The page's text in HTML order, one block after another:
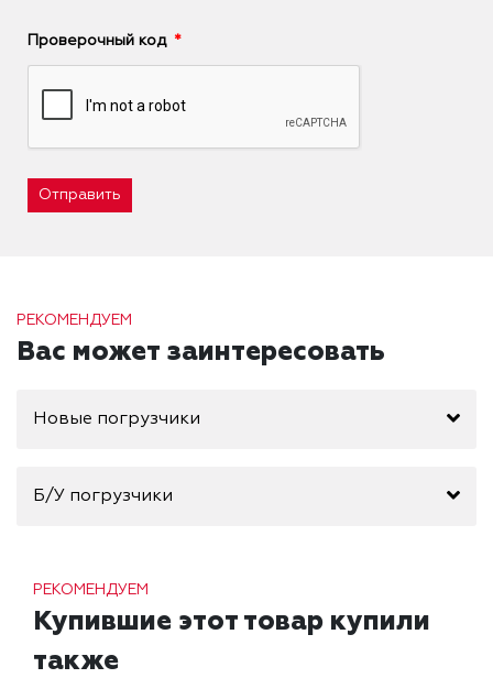
Проверочный код
Отправить
РЕКОМЕНДУЕМ
Вас может заинтересовать
Новые погрузчики
Б/У погрузчики
РЕКОМЕНДУЕМ
Купившие этот товар купили
также